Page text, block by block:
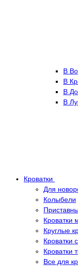
В
В
В
В
Кроватки
Для
Колыбели
Кроватки
Круглые
Кроватки
Кроватки
Все для